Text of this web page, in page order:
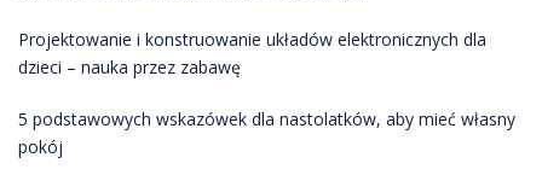
Projektowanie i konstruowanie układów elektronicznych dla
dzieci – nauka przez zabawę
5 podstawowych wskazówek dla nastolatków, aby mieć własny
pokój